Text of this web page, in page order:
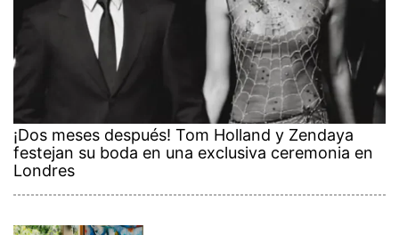
¡Dos meses después! Tom Holland y Zendaya
festejan su boda en una exclusiva ceremonia en
Londres